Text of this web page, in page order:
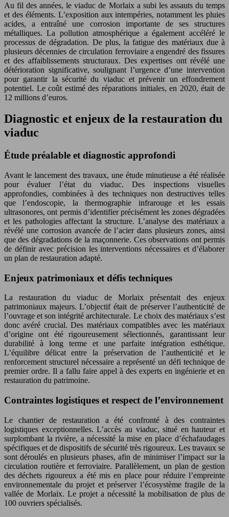
Au fil des années, le viaduc de Morlaix a subi les assauts du temps
et des éléments. L’exposition aux intempéries, notamment les pluies
acides, a entraîné une corrosion importante de ses structures
métalliques. La pollution atmosphérique a également accéléré le
processus de dégradation. De plus, la fatigue des matériaux due à
plusieurs décennies de circulation ferroviaire a engendré des fissures
et des affaiblissements structuraux. Des expertises ont révélé une
détérioration significative, soulignant l’urgence d’une intervention
pour garantir la sécurité du viaduc et prévenir un effondrement
potentiel. Le coût estimé des réparations initiales, en 2020, était de
12 millions d’euros.
Diagnostic et enjeux de la restauration du
viaduc
Étude préalable et diagnostic approfondi
Avant le lancement des travaux, une étude minutieuse a été réalisée
pour évaluer l’état du viaduc. Des inspections visuelles
approfondies, combinées à des techniques non destructives telles
que l’endoscopie, la thermographie infrarouge et les essais
ultrasonores, ont permis d’identifier précisément les zones dégradées
et les pathologies affectant la structure. L’analyse des matériaux a
révélé une corrosion avancée de l’acier dans plusieurs zones, ainsi
que des dégradations de la maçonnerie. Ces observations ont permis
de définir avec précision les interventions nécessaires et d’élaborer
un plan de restauration adapté.
Enjeux patrimoniaux et défis techniques
La restauration du viaduc de Morlaix présentait des enjeux
patrimoniaux majeurs. L’objectif était de préserver l’authenticité de
l’ouvrage et son intégrité architecturale. Le choix des matériaux s’est
donc avéré crucial. Des matériaux compatibles avec les matériaux
d’origine ont été rigoureusement sélectionnés, garantissant leur
durabilité à long terme et une parfaite intégration esthétique.
L’équilibre délicat entre la préservation de l’authenticité et le
renforcement structurel nécessaire a représenté un défi technique de
premier ordre. Il a fallu faire appel à des experts en ingénierie et en
restauration du patrimoine.
Contraintes logistiques et respect de l’environnement
Le chantier de restauration a été confronté à des contraintes
logistiques exceptionnelles. L’accès au viaduc, situé en hauteur et
surplombant la rivière, a nécessité la mise en place d’échafaudages
spécifiques et de dispositifs de sécurité très rigoureux. Les travaux se
sont déroulés en plusieurs phases, afin de minimiser l’impact sur la
circulation routière et ferroviaire. Parallèlement, un plan de gestion
des déchets rigoureux a été mis en place pour réduire l’empreinte
environnementale du projet et préserver l’écosystème fragile de la
vallée de Morlaix. Le projet a nécessité la mobilisation de plus de
100 ouvriers spécialisés.